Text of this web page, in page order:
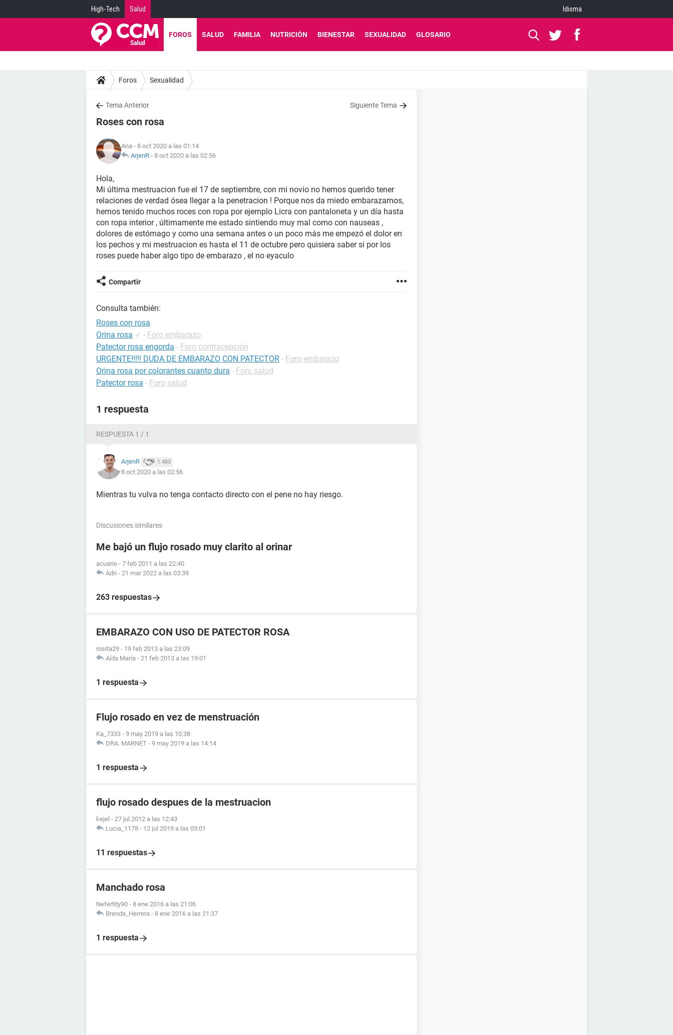
High-Tech Salud Idioma
FOROS SALUD FAMILIA NUTRICIÓN BIENESTAR SEXUALIDAD GLOSARIO
Foros Sexualidad
Tema Anterior Siguiente Tema
Roses con rosa
Ana - 8 oct 2020 a las 01:14
ArjenR - 8 oct 2020 a las 02:56
Hola,
Mi última mestruacion fue el 17 de septiembre, con mi novio no hemos querido tener
relaciones de verdad ósea llegar a la penetracion ! Porque nos da miedo embarazarnos,
hemos tenido muchos roces con ropa por ejemplo Licra con pantaloneta y un día hasta
con ropa interior , últimamente me estado sintiendo muy mal como con nauseas ,
dolores de estómago y como una semana antes o un poco más me empezó el dolor en
los pechos y mi mestruacion es hasta el 11 de octubre pero quisiera saber si por los
roses puede haber algo tipo de embarazo , el no eyaculo
Compartir
Consulta también:
Roses con rosa
Orina rosa ✓ - Foro embarazo
Patector rosa engorda - Foro contracepción
URGENTE!!!!! DUDA DE EMBARAZO CON PATECTOR - Foro embarazo
Orina rosa por colorantes cuanto dura - Foro salud
Patector rosa - Foro salud
1 respuesta
RESPUESTA 1 / 1
ArjenR 1.483
8 oct 2020 a las 02:56
Mientras tu vulva no tenga contacto directo con el pene no hay riesgo.
Discusiones similares
Me bajó un flujo rosado muy clarito al orinar
acuario - 7 feb 2011 a las 22:40
Adri - 21 mar 2022 a las 03:39
263 respuestas
EMBARAZO CON USO DE PATECTOR ROSA
rosita29 - 19 feb 2013 a las 23:09
Aída María - 21 feb 2013 a las 19:01
1 respuesta
Flujo rosado en vez de menstruación
Ka_7333 - 9 may 2019 a las 10:38
DRA. MARNET - 9 may 2019 a las 14:14
1 respuesta
flujo rosado despues de la mestruacion
kejel - 27 jul 2012 a las 12:43
Lucia_1178 - 12 jul 2019 a las 05:01
11 respuestas
Manchado rosa
Nefertity90 - 8 ene 2016 a las 21:06
Brenda_Herrera - 8 ene 2016 a las 21:37
1 respuesta